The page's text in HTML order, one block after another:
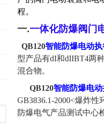
程。
一.一体化防爆阀门
QB120智能防爆电动
型产品有dI和dIIBT4两
混合物。
QB120智能防爆电
GB3836.1-2000<爆炸
防爆电气产品测试中心